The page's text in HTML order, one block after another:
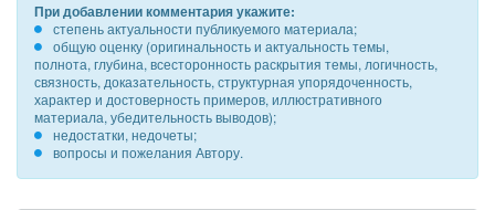
При добавлении комментария укажите:
степень актуальности публикуемого материала;
общую оценку (оригинальность и актуальность темы,
полнота, глубина, всесторонность раскрытия темы, логичность,
связность, доказательность, структурная упорядоченность,
характер и достоверность примеров, иллюстративного
материала, убедительность выводов);
недостатки, недочеты;
вопросы и пожелания Автору.